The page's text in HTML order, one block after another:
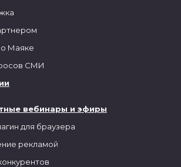
вебинары и эфиры
для браузера
рекламой
Маяке
СМИ